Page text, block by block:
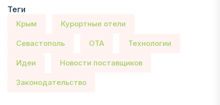
Теги
Крым Курортные отели
Севастополь ОТА Технологии
Идеи Новости поставщиков
Законодательство